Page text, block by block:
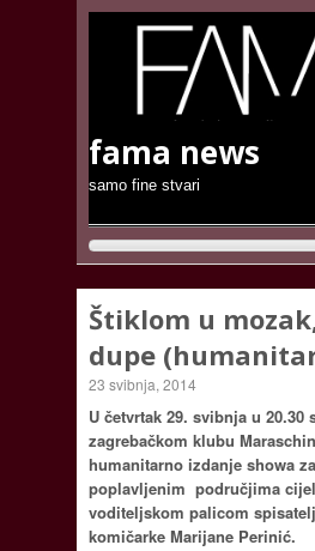
fama news
samo fine stvari
Štiklom u
dupe
23 svibnja, 2014
U četvrtak 29. svibnja u 20.30
zagrebačkom klubu
humanitarno izdanje showa
poplavljenim područjima
voditeljskom palicom
komičarke Marijane Perinić.